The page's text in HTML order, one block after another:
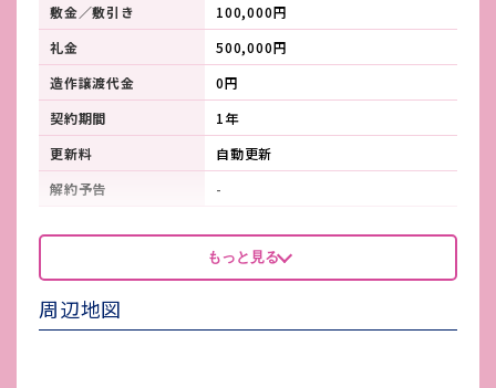
敷金／敷引き
100,000円
礼金
500,000円
造作譲渡代金
0円
契約期間
1年
更新料
自動更新
解約予告
-
看板製作費
-
看板使用料・
維持管理費
-
鍵交換費
-
もっと見る
周辺地図